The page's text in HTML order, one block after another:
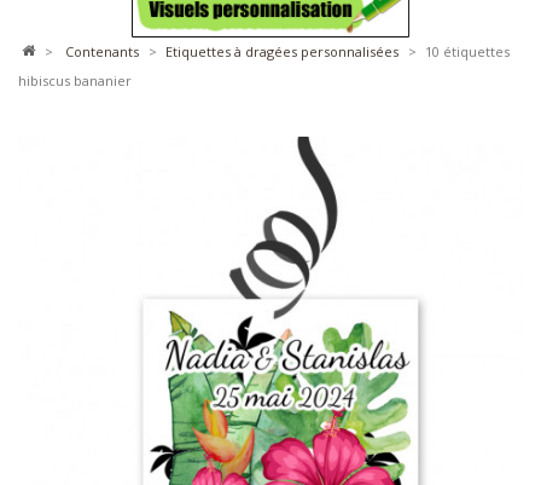
> contenants > etiquettes à dragées personnalisées > 10 étiquettes
hibiscus bananier